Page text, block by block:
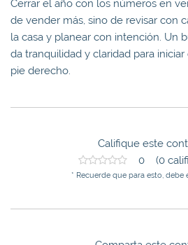
Cerrar el año con los números en
de vender más, sino de revisar con
la casa y planear con intención. Un
da tranquilidad y claridad para
pie derecho.
Califique este
0 (0
* Recuerde que para esto, debe